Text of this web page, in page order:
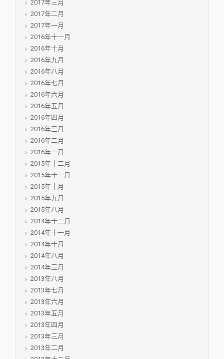
2017年三月
2017年二月
2017年一月
2016年十一月
2016年十月
2016年九月
2016年八月
2016年七月
2016年六月
2016年五月
2016年四月
2016年三月
2016年二月
2016年一月
2015年十二月
2015年十一月
2015年十月
2015年九月
2015年八月
2014年十二月
2014年十一月
2014年十月
2014年八月
2014年三月
2013年八月
2013年七月
2013年六月
2013年五月
2013年四月
2013年三月
2013年二月